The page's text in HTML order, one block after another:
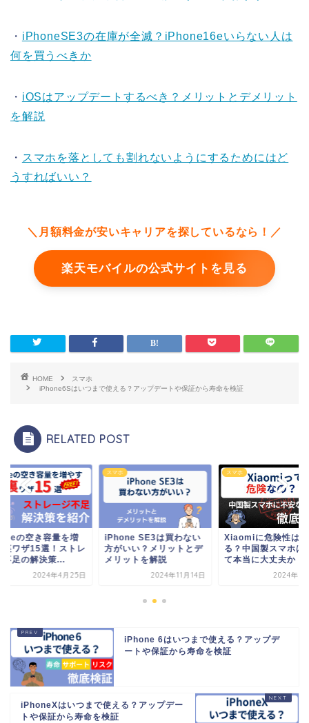
・ iPhoneSE3の在庫が全滅？iPhone16eいらない人は
何を買うべきか
・ iOSはアップデートするべき？メリットとデメリット
を解説
・ スマホを落としても割れないようにするためにはど
うすればいい？
＼月額料金が安いキャリアを探しているなら！／
楽天モバイルの公式サイトを見る
HOME
スマホ
iPhone6Sはいつまで使える？アップデートや保証から寿命を検証
RELATED POST
の空き容量を増
裏ワザ15選！ストレ
不足の解決策...
2024年4月25日
スマホ
iPhone SE3は買わない
方がいい？メリットとデ
メリットを解説
2024年11月14日
スマホ
Xiaomiに危険性はあ
る？中国製スマホは
て本当に大丈夫か
2024年5
iPhone 6はいつまで使える？アップデ
ートや保証から寿命を検証
iPhoneXはいつまで使える？アップデー
トや保証から寿命を検証